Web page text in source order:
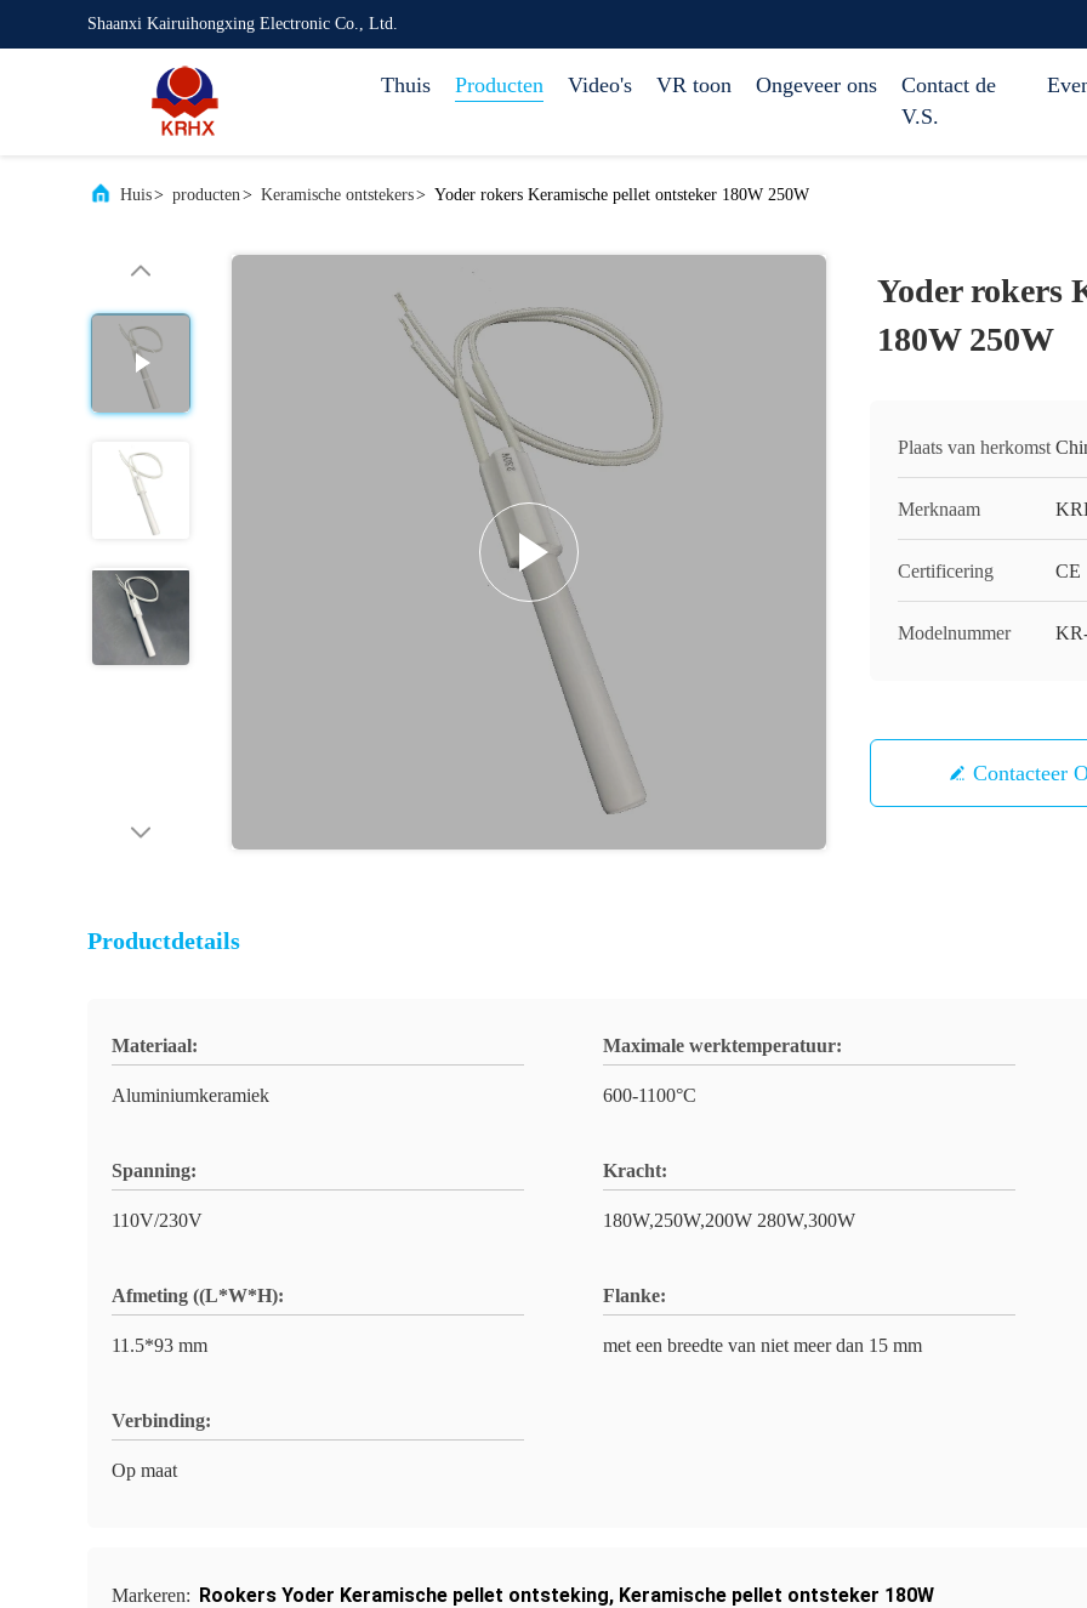
Shaanxi Kairuihongxing Electronic Co., Ltd.
Thuis Producten Video's VR toon Ongeveer ons
Contact de
V.S.
Huis> producten> Keramische ontstekers> Yoder rokers Keramische pellet ontsteker 180W 250W
Yoder rokers
180W 250W
Plaats van herkomst
Merknaam
Certificering CE
Modelnummer
Contacteer
Productdetails
Materiaal:
Aluminiumkeramiek
Maximale werktemperatuur:
600-1100°C
Spanning:
110V/230V
Kracht:
180W,250W,200W 280W,300W
Afmeting ((L*W*H):
11.5*93 mm
Flanke:
met een breedte van niet meer dan 15 mm
Verbinding:
Op maat
Markeren: Rookers Yoder Keramische pellet ontsteking, Keramische pellet ontsteker 180W